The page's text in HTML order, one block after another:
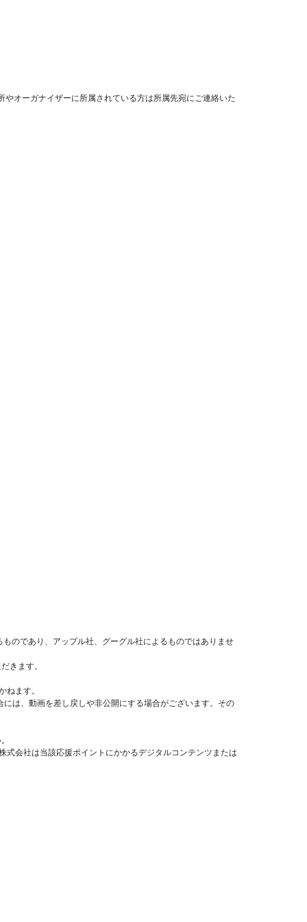
オーガナイザーに所属されている方は所属先宛にご連絡いた
のであり、アップル社、グーグル社によるものではありませ
きます。
ねます。
は、動画を差し戻しや非公開にする場合がございます。その
式会社は当該応援ポイントにかかるデジタルコンテンツまたは